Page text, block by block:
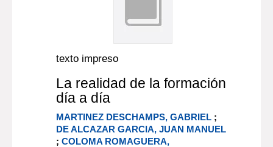
texto impreso
La realidad de la formación
día a día
MARTINEZ DESCHAMPS, GABRIEL ;
DE ALCAZAR GARCIA, JUAN MANUEL
;COLOMA ROMAGUERA,